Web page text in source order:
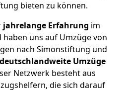
bieten zu können.
jahrelange Erfahrung im
uns auf Umzüge von
nach Simonstiftung und
deutschlandweite Umzüge
Netzwerk besteht aus
die sich darauf